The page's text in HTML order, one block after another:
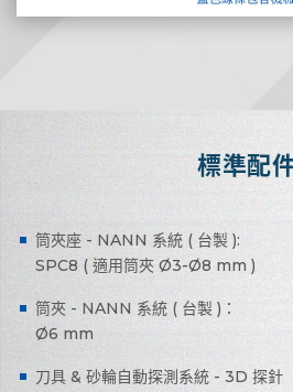
標準配
筒夾座 - NANN 系統 ( 台製 ):
SPC8 ( 適用筒夾 Ø3-Ø8 mm )
筒夾 - NANN 系統 ( 台製 )：
Ø6 mm
刀具 & 砂輪自動探測系統 - 3D 探針